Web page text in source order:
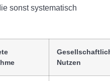
sonst systematisch
Nutzen